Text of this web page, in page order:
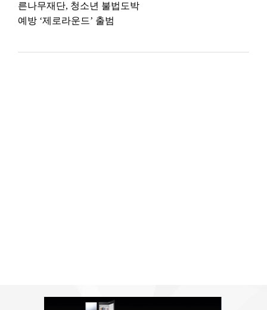
른나무재단, 청소년 불법도박
예방 ‘제로라운드’ 출범